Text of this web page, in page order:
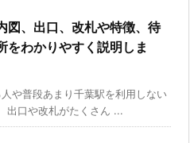
図、出口、改札や特徴、待
をわかりやすく説明しま
や普段あまり千葉駅を利用しない
出口や改札がたくさん ...